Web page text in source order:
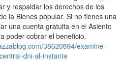
y respaldar los derechos de los
la Bienes popular. Si no​ tienes una
una cuenta ​gratuita en el Asiento
poder cobrar el beneficio.
38620894/examine-
dni-al-instante